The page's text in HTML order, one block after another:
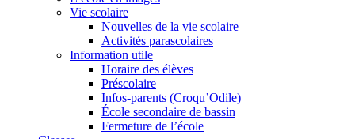
Vie scolaire
Nouvelles de la vie scolaire
Activités parascolaires
Information utile
Horaire des élèves
Préscolaire
Infos-parents (Croqu’Odile)
École secondaire de bassin
Fermeture de l’école